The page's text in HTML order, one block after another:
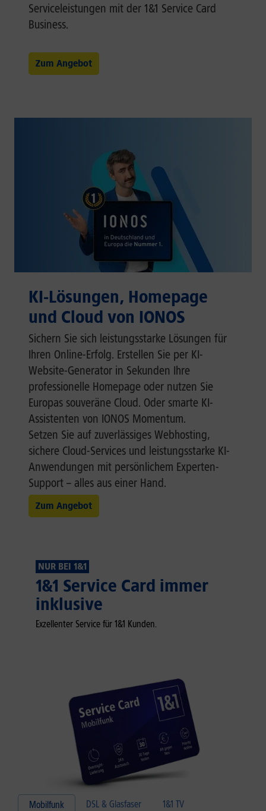
Serviceleistungen mit der 1&1 Service Card
Business.
Zum Angebot
KI-Lösungen, Homepage
und Cloud von IONOS
Sichern Sie sich leistungsstarke Lösungen für
Ihren Online-Erfolg. Erstellen Sie per KI-
Website-Generator in Sekunden Ihre
professionelle Homepage oder nutzen Sie
Europas souveräne Cloud. Oder smarte KI-
Assistenten von IONOS Momentum.
Setzen Sie auf zuverlässiges Webhosting,
sichere Cloud-Services und leistungsstarke KI-
Anwendungen mit persönlichem Experten-
Support – alles aus einer Hand.
Zum Angebot
NUR BEI 1&1
1&1 Service Card immer
inklusive
Exzellenter Service für 1&1 Kunden.
Mobilfunk DSL & Glasfaser 1&1 TV